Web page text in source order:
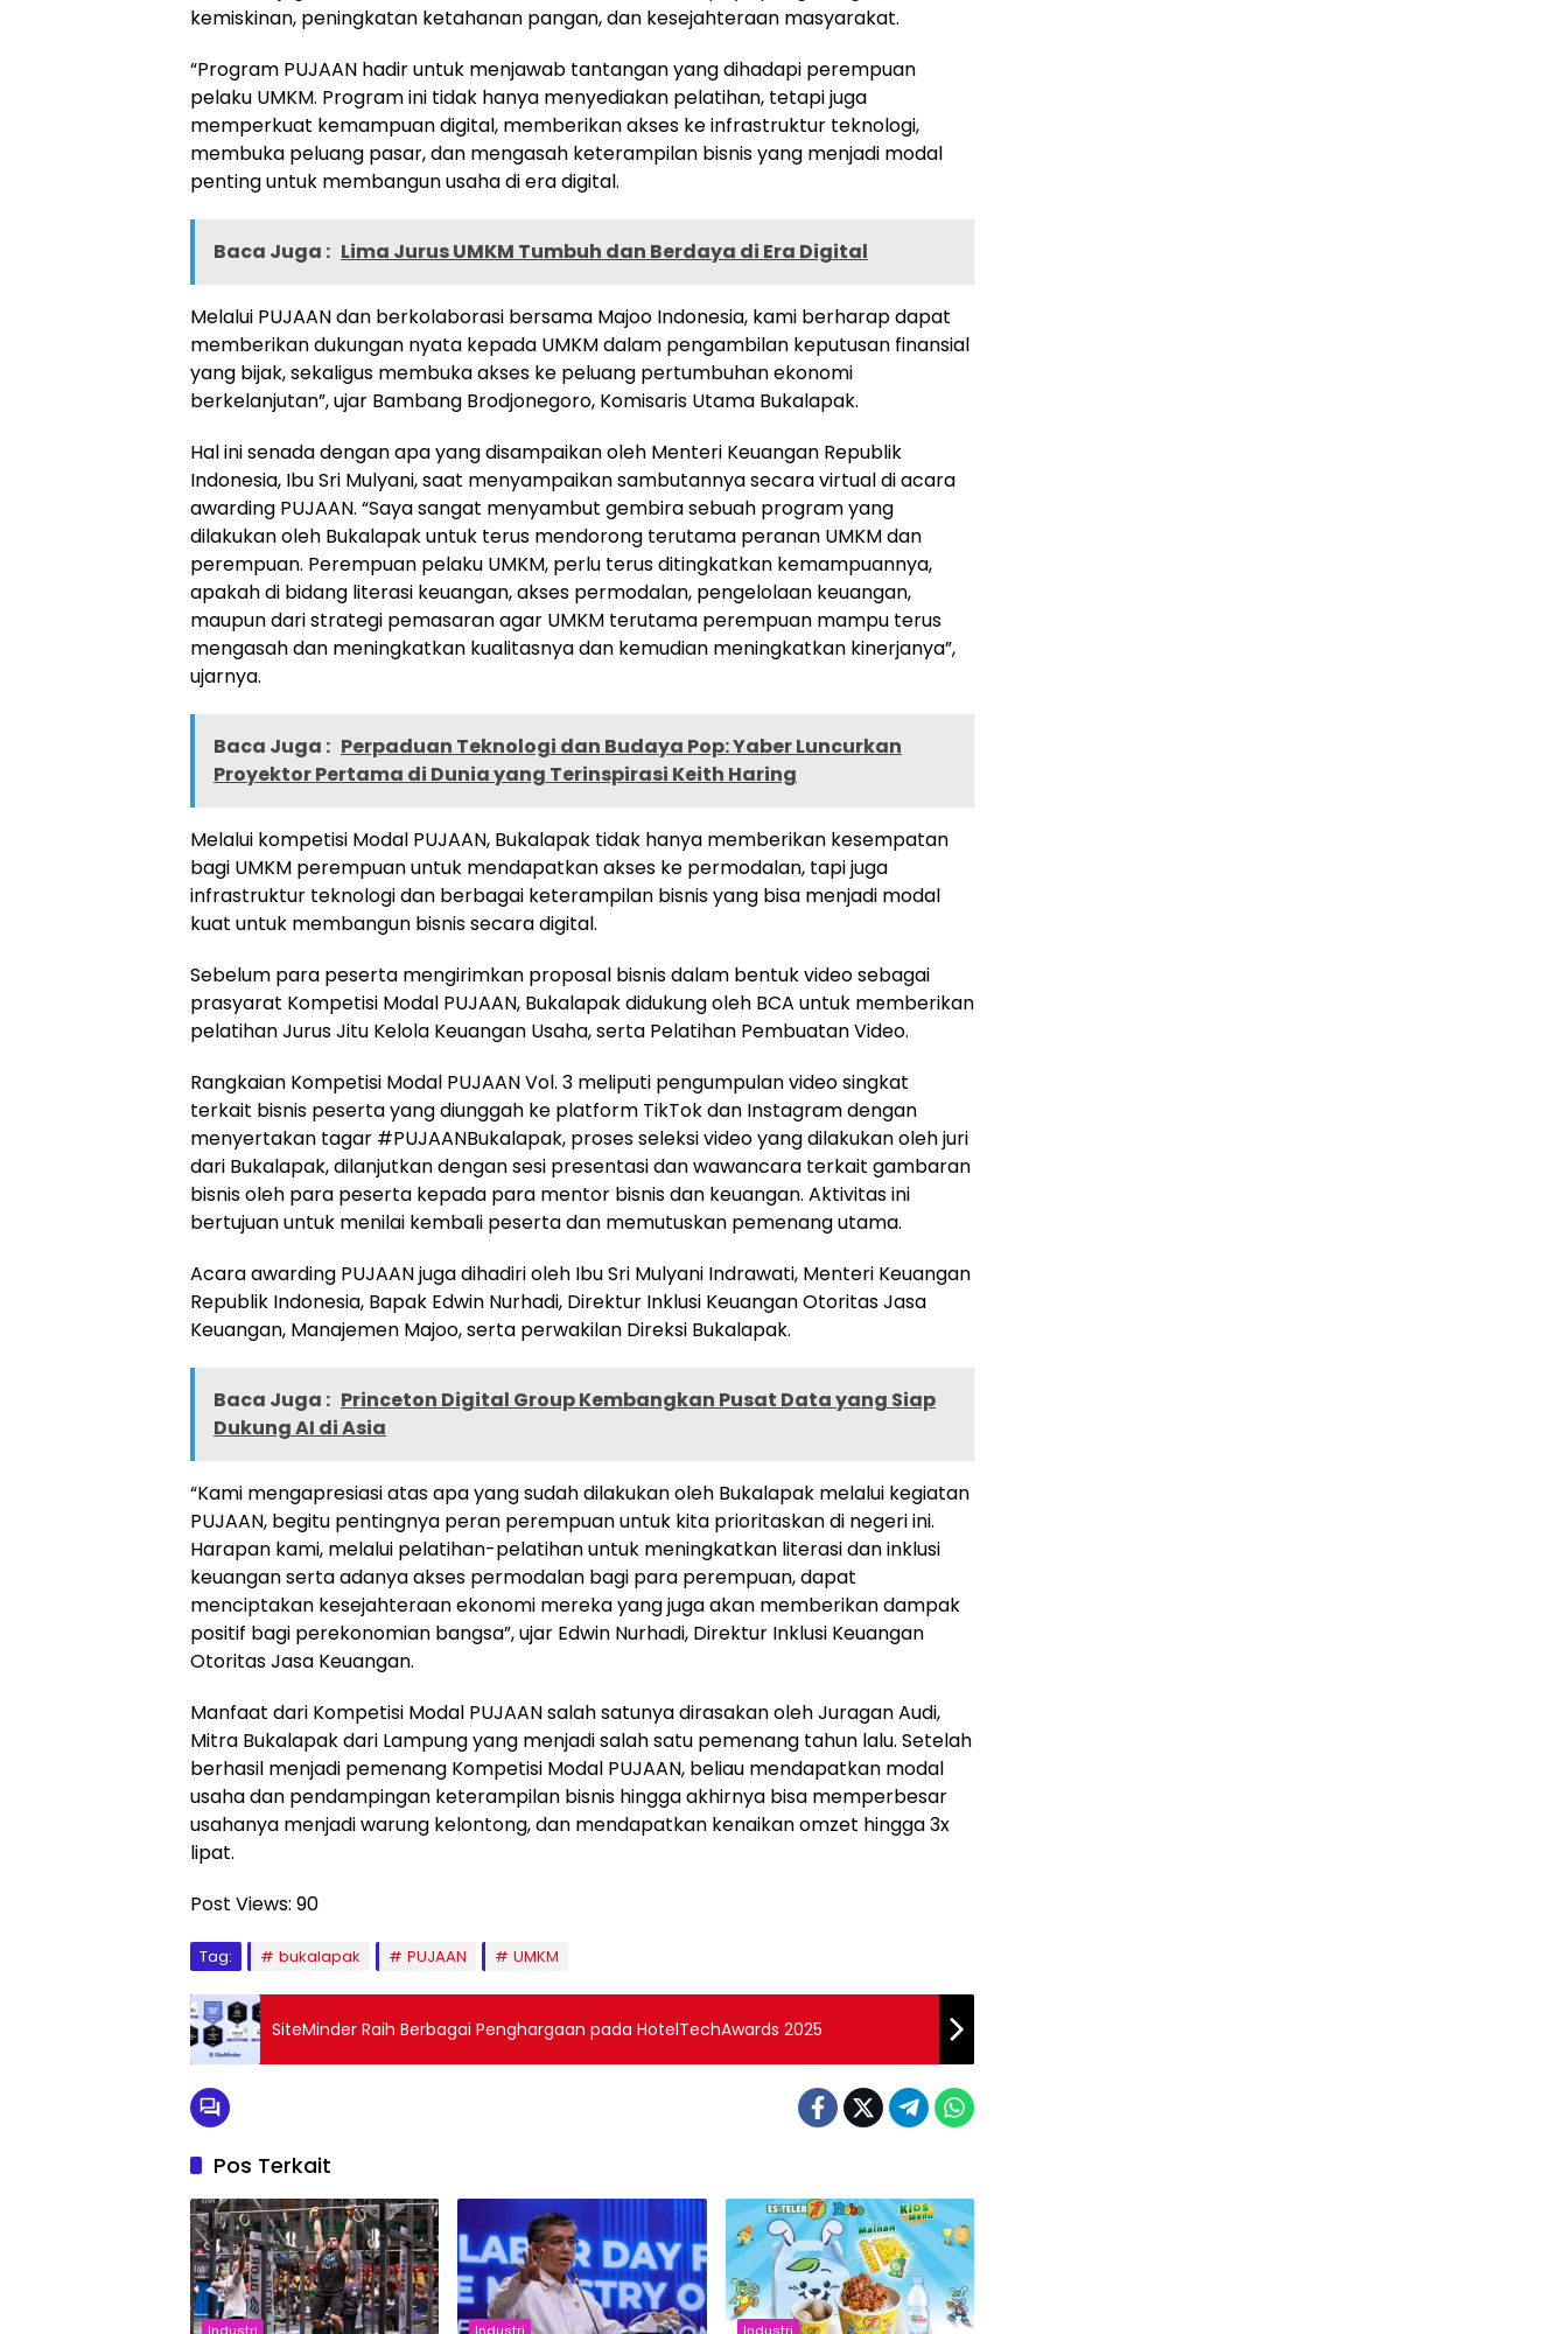
kemiskinan, peningkatan ketahanan pangan, dan kesejahteraan masyarakat.
“Program PUJAAN hadir untuk menjawab tantangan yang dihadapi perempuan
pelaku UMKM. Program ini tidak hanya menyediakan pelatihan, tetapi juga
memperkuat kemampuan digital, memberikan akses ke infrastruktur teknologi,
membuka peluang pasar, dan mengasah keterampilan bisnis yang menjadi modal
penting untuk membangun usaha di era digital.
Baca Juga : Lima Jurus UMKM Tumbuh dan Berdaya di Era Digital
Melalui PUJAAN dan berkolaborasi bersama Majoo Indonesia, kami berharap dapat
memberikan dukungan nyata kepada UMKM dalam pengambilan keputusan finansial
yang bijak, sekaligus membuka akses ke peluang pertumbuhan ekonomi
berkelanjutan”, ujar Bambang Brodjonegoro, Komisaris Utama Bukalapak.
Hal ini senada dengan apa yang disampaikan oleh Menteri Keuangan Republik
Indonesia, Ibu Sri Mulyani, saat menyampaikan sambutannya secara virtual di acara
awarding PUJAAN. “Saya sangat menyambut gembira sebuah program yang
dilakukan oleh Bukalapak untuk terus mendorong terutama peranan UMKM dan
perempuan. Perempuan pelaku UMKM, perlu terus ditingkatkan kemampuannya,
apakah di bidang literasi keuangan, akses permodalan, pengelolaan keuangan,
maupun dari strategi pemasaran agar UMKM terutama perempuan mampu terus
mengasah dan meningkatkan kualitasnya dan kemudian meningkatkan kinerjanya”,
ujarnya.
Baca Juga : Perpaduan Teknologi dan Budaya Pop: Yaber Luncurkan
Proyektor Pertama di Dunia yang Terinspirasi Keith Haring
Melalui kompetisi Modal PUJAAN, Bukalapak tidak hanya memberikan kesempatan
bagi UMKM perempuan untuk mendapatkan akses ke permodalan, tapi juga
infrastruktur teknologi dan berbagai keterampilan bisnis yang bisa menjadi modal
kuat untuk membangun bisnis secara digital.
Sebelum para peserta mengirimkan proposal bisnis dalam bentuk video sebagai
prasyarat Kompetisi Modal PUJAAN, Bukalapak didukung oleh BCA untuk memberikan
pelatihan Jurus Jitu Kelola Keuangan Usaha, serta Pelatihan Pembuatan Video.
Rangkaian Kompetisi Modal PUJAAN Vol. 3 meliputi pengumpulan video singkat
terkait bisnis peserta yang diunggah ke platform TikTok dan Instagram dengan
menyertakan tagar #PUJAANBukalapak, proses seleksi video yang dilakukan oleh juri
dari Bukalapak, dilanjutkan dengan sesi presentasi dan wawancara terkait gambaran
bisnis oleh para peserta kepada para mentor bisnis dan keuangan. Aktivitas ini
bertujuan untuk menilai kembali peserta dan memutuskan pemenang utama.
Acara awarding PUJAAN juga dihadiri oleh Ibu Sri Mulyani Indrawati, Menteri Keuangan
Republik Indonesia, Bapak Edwin Nurhadi, Direktur Inklusi Keuangan Otoritas Jasa
Keuangan, Manajemen Majoo, serta perwakilan Direksi Bukalapak.
Baca Juga : Princeton Digital Group Kembangkan Pusat Data yang Siap
Dukung AI di Asia
“Kami mengapresiasi atas apa yang sudah dilakukan oleh Bukalapak melalui kegiatan
PUJAAN, begitu pentingnya peran perempuan untuk kita prioritaskan di negeri ini.
Harapan kami, melalui pelatihan-pelatihan untuk meningkatkan literasi dan inklusi
keuangan serta adanya akses permodalan bagi para perempuan, dapat
menciptakan kesejahteraan ekonomi mereka yang juga akan memberikan dampak
positif bagi perekonomian bangsa”, ujar Edwin Nurhadi, Direktur Inklusi Keuangan
Otoritas Jasa Keuangan.
Manfaat dari Kompetisi Modal PUJAAN salah satunya dirasakan oleh Juragan Audi,
Mitra Bukalapak dari Lampung yang menjadi salah satu pemenang tahun lalu. Setelah
berhasil menjadi pemenang Kompetisi Modal PUJAAN, beliau mendapatkan modal
usaha dan pendampingan keterampilan bisnis hingga akhirnya bisa memperbesar
usahanya menjadi warung kelontong, dan mendapatkan kenaikan omzet hingga 3x
lipat.
Post Views: 90
Tag: bukalapak PUJAAN UMKM
SiteMinder Raih Berbagai Penghargaan pada HotelTechAwards 2025
Pos Terkait